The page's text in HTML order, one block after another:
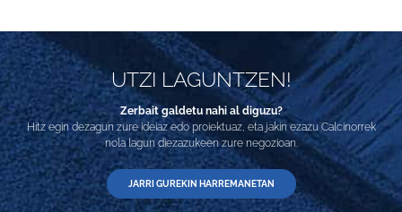
UTZI LAGUNTZEN!
Zerbait galdetu nahi al diguzu?
Hitz egin dezagun zure ideiaz edo proiektuaz, eta jakin ezazu Calcinorrek
nola lagun diezazukeen zure negozioan.
JARRI GUREKIN HARREMANETAN